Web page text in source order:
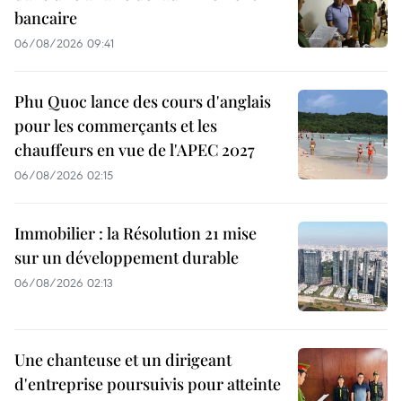
bancaire
06/08/2026 09:41
Phu Quoc lance des cours d'anglais
pour les commerçants et les
chauffeurs en vue de l'APEC 2027
06/08/2026 02:15
Immobilier : la Résolution 21 mise
sur un développement durable
06/08/2026 02:13
Une chanteuse et un dirigeant
d'entreprise poursuivis pour atteinte